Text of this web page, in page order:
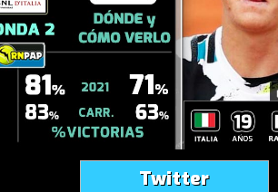
Twitter